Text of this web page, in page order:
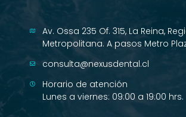
Av. Ossa 235 Of. 315, La Reina,
Metropolitana. A pasos Metro
consulta@nexusdental.cl
Horario de atención
Lunes a viernes: 09:00 a 19:00 hrs.